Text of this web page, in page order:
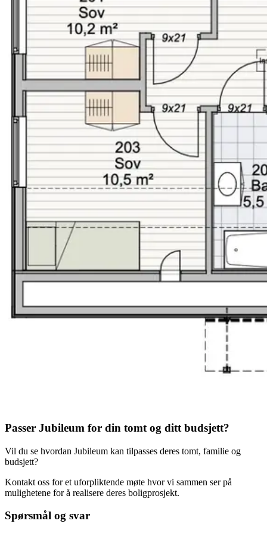
Passer Jubileum for din tomt og ditt budsjett?
Vil du se hvordan Jubileum kan tilpasses deres tomt, familie og
budsjett?
Kontakt oss for et uforpliktende møte hvor vi sammen ser på
mulighetene for å realisere deres boligprosjekt.
Spørsmål og svar